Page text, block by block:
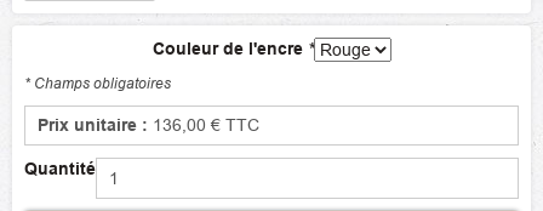
Couleur de l'encre *
* Champs obligatoires
Prix unitaire : 136,00 € TTC
Quantité